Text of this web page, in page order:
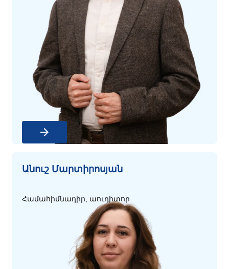
Անուշ Մարտիրոսյան
Համահիմնադիր, աուդիտոր